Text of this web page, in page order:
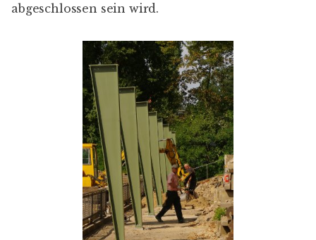
abgeschlossen sein wird.